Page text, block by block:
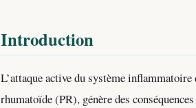
Introduction
L’attaque active du système
rhumatoïde (PR), génère des